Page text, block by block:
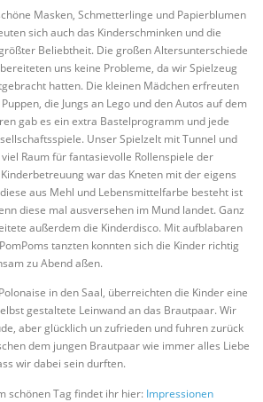
Masken, Schmetterlinge und Papierblumen
sich auch das Kinderschminken und die
Beliebtheit. Die großen Altersunterschiede
uns keine Probleme, da wir Spielzeug
hatten. Die kleinen Mädchen erfreuten
die Jungs an Lego und den Autos auf dem
gab es ein extra Bastelprogramm und jede
Unser Spielzelt mit Tunnel und
Raum für fantasievolle Rollenspiele der
war das Kneten mit der eigens
aus Mehl und Lebensmittelfarbe besteht ist
diese mal ausversehen im Mund landet. Ganz
außerdem die Kinderdisco. Mit aufblabaren
tanzten konnten sich die Kinder richtig
zu Abend aßen.
in den Saal, überreichten die Kinder eine
gestaltete Leinwand an das Brautpaar. Wir
aber glücklich un zufrieden und fuhren zurück
dem jungen Brautpaar wie immer alles Liebe
wir dabei sein durften.
schönen Tag findet ihr hier: Impressionen